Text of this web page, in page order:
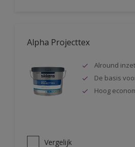
Alpha Projecttex
Alround
De basis
Hoog
Vergelijk